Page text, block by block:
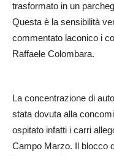
trasformato in un
Questa è la sensibilità
commentato laconico i
Raffaele Colombara.
La concentrazione di
stata dovuta alla
ospitato infatti i carri
Campo Marzo. Il blocco